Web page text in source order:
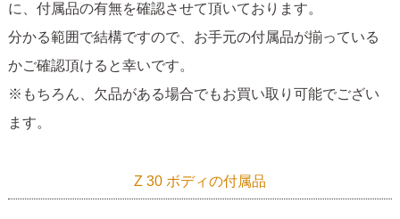
に、付属品の有無を確認させて頂いております。
分かる範囲で結構ですので、お手元の付属品が揃っている
かご確認頂けると幸いです。
※もちろん、欠品がある場合でもお買い取り可能でござい
ます。
Z 30 ボディの付属品